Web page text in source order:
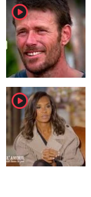
player2
player2